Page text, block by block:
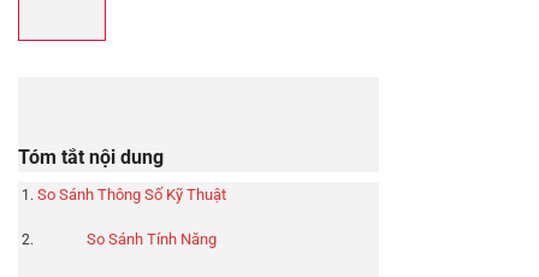
Tóm tắt nội dung
So Sánh Thông Số Kỹ Thuật
So Sánh Tính Năng